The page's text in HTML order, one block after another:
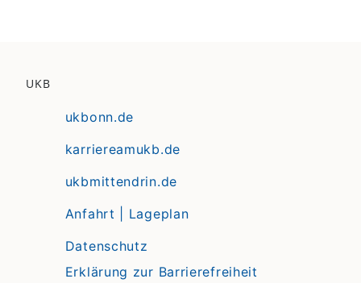
UKB
ukbonn.de
karriereamukb.de
ukbmittendrin.de
Anfahrt | Lageplan
Datenschutz
Erklärung zur Barrierefreiheit